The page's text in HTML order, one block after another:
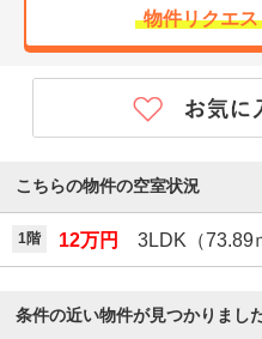
物件リクエ
こちらの物件の空室状況
1階 12万円 3LDK（73.89
条件の近い物件が見つかりまし